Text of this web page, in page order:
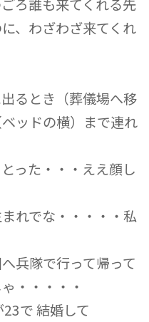
ろ誰も来てくれる先
、わざわざ来てくれ
るとき（葬儀場へ移
ッドの横）まで連れ
った・・・ええ顔し
れでな・・・・・私
兵隊で行って帰って
・・・・・
で 結婚して